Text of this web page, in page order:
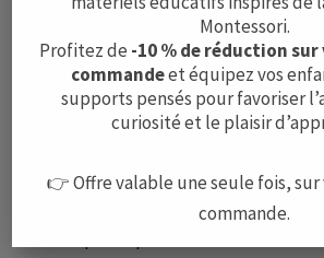
formation Montessori éligible
CPF qui vous intéresse. Cela
vous permettra d’avoir une
meilleure idée de la qualité
par les formateurs et de
l’expérience globale des
Montessori.
Profitez de -10 % de réduction
commandeet équipez vos
supports pensés pour favoriser
curiosité et le plaisir
👉 Offre valable une seule fois,
commande.